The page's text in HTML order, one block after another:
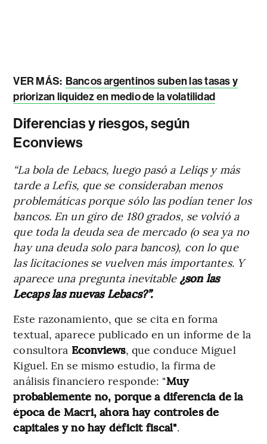
VER MÁS: Bancos argentinos suben las tasas y
priorizan liquidez en medio de la volatilidad
Diferencias y riesgos, según
Econviews
“La bola de Lebacs, luego pasó a Leliqs y más
tarde a Lefis, que se consideraban menos
problemáticas porque sólo las podían tener los
bancos. En un giro de 180 grados, se volvió a
que toda la deuda sea de mercado (o sea ya no
hay una deuda solo para bancos), con lo que
las licitaciones se vuelven más importantes. Y
aparece una pregunta inevitable ¿son las
Lecaps las nuevas Lebacs?”.
Este razonamiento, que se cita en forma
textual, aparece publicado en un informe de la
consultora Econviews, que conduce Miguel
Kiguel. En se mismo estudio, la firma de
análisis financiero responde: "Muy
probablemente no, porque a diferencia de la
época de Macri, ahora hay controles de
capitales y no hay déficit fiscal".